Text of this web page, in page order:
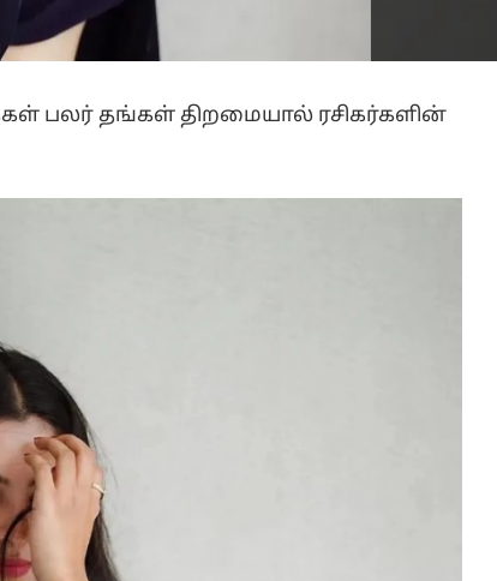
பலர் தங்கள் திறமையால் ரசிகர்களின்